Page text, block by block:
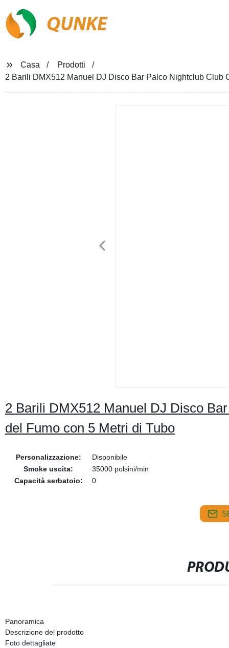
QUNKE
Casa
Prodotti
2 Barili DMX512 Manuel DJ Disco Bar Palco Nightclub Club
2 Barili DMX512 Manuel DJ Disco
del Fumo con 5 Metri di Tubo
Personalizzazione:
Disponibile
Smoke uscita:
35000 polsini/min
Capacità serbatoio:
0
Panoramica
Descrizione del prodotto
Foto dettagliate